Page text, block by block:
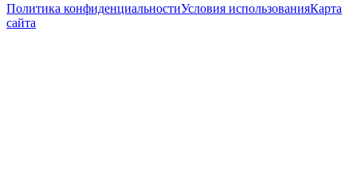
Политика конфиденциальностиУсловия использованияКарта
сайта